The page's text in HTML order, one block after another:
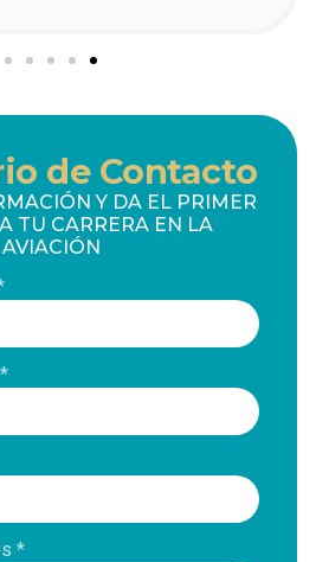
de Contacto
Y DA EL PRIMER
TU CARRERA EN LA
AVIACIÓN
*